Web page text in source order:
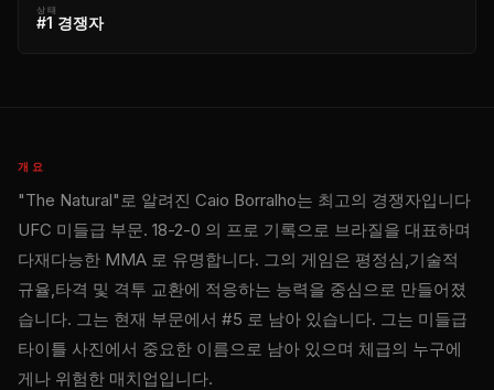
상태
#1 경쟁자
개요
"The Natural"로 알려진 Caio Borralho는 최고의 경쟁자입니다
UFC 미들급 부문. 18-2-0 의 프로 기록으로 브라질을 대표하며
다재다능한 MMA 로 유명합니다. 그의 게임은 평정심,기술적
규율,타격 및 격투 교환에 적응하는 능력을 중심으로 만들어졌
습니다. 그는 현재 부문에서 #5 로 남아 있습니다. 그는 미들급
타이틀 사진에서 중요한 이름으로 남아 있으며 체급의 누구에
게나 위험한 매치업입니다.